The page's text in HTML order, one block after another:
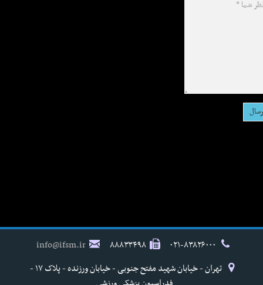
۸۸۸۳۳۴۹۸
info@ifsm.ir
تهران - خیابان شهید مفتح جنوبی - خیابان ورزنده - پلاک ۱۷ -